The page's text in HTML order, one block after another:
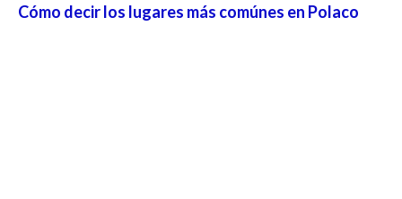
Cómo decir los lugares más comúnes en Polaco